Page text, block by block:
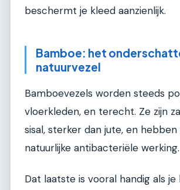
beschermt je kleed aanzienlijk.
Bamboe: het
natuurvezel
Bamboevezels worden steeds
vloerkleden, en terecht. Ze zijn
sisal, sterker dan jute, en hebben
natuurlijke antibacteriële werking.
Dat laatste is vooral handig als je